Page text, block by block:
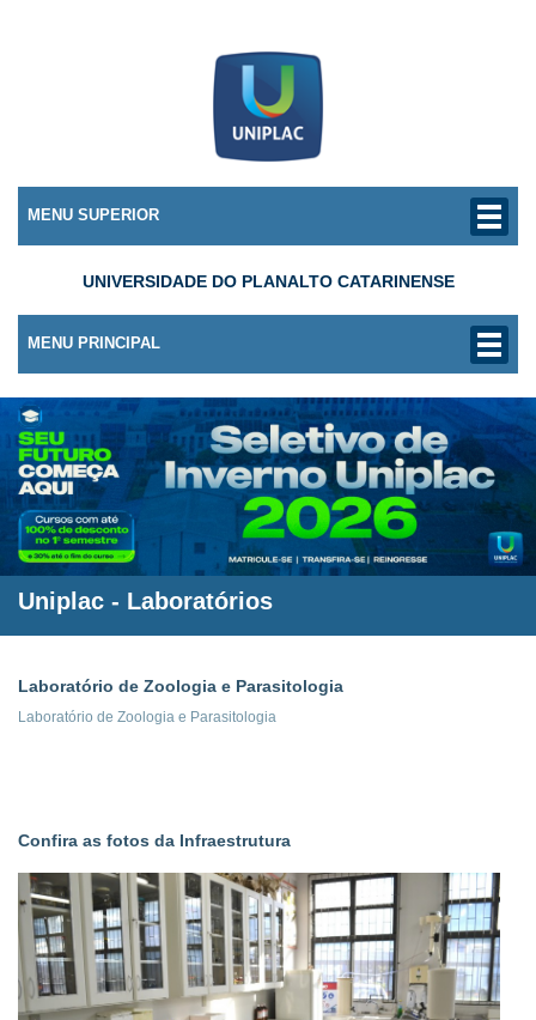
MENU SUPERIOR
UNIVERSIDADE DO PLANALTO CATARINENSE
MENU PRINCIPAL
Uniplac - Laboratórios
Laboratório de Zoologia e Parasitologia
Laboratório de Zoologia e Parasitologia
Confira as fotos da Infraestrutura